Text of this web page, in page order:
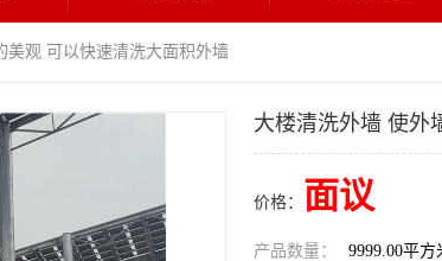
美观 可以快速清洗大面积外墙
大楼清洗外墙 使外
价格： 面议
产品数量： 9999.00平方